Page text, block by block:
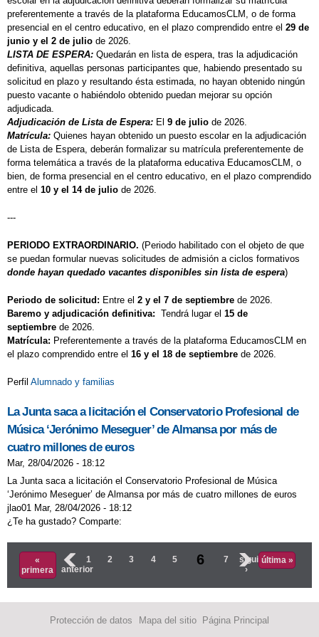
preferentemente a través de la plataforma EducamosCLM, o de forma
presencial en el centro educativo, en el plazo comprendido entre el 29 de
junio y el 2 de julio de 2026.
LISTA DE ESPERA: Quedarán en lista de espera, tras la adjudicación
definitiva, aquellas personas participantes que, habiendo presentado su
solicitud en plazo y resultando ésta estimada, no hayan obtenido ningún
puesto vacante o habiéndolo obtenido puedan mejorar su opción
adjudicada.
Adjudicación de Lista de Espera: El 9 de julio de 2026.
Matrícula: Quienes hayan obtenido un puesto escolar en la adjudicación
de Lista de Espera, deberán formalizar su matrícula preferentemente de
forma telemática a través de la plataforma educativa EducamosCLM, o
bien, de forma presencial en el centro educativo, en el plazo comprendido
entre el 10 y el 14 de julio de 2026.
---
PERIODO EXTRAORDINARIO. (Periodo habilitado con el objeto de que
se puedan formular nuevas solicitudes de admisión a ciclos formativos
donde hayan quedado vacantes disponibles sin lista de espera)
Periodo de solicitud: Entre el 2 y el 7 de septiembre de 2026.
Baremo y adjudicación definitiva: Tendrá lugar el 15 de
septiembre de 2026.
Matrícula: Preferentemente a través de la plataforma EducamosCLM en
el plazo comprendido entre el 16 y el 18 de septiembre de 2026.
Perfil Alumnado y familias
La Junta saca a licitación el Conservatorio Profesional de
Música ‘Jerónimo Meseguer’ de Almansa por más de
cuatro millones de euros
Mar, 28/04/2026 - 18:12
La Junta saca a licitación el Conservatorio Profesional de Música
‘Jerónimo Meseguer’ de Almansa por más de cuatro millones de euros
jlao01 Mar, 28/04/2026 - 18:12
¿Te ha gustado? Comparte:
Páginas
«
primera
‹
anterior
1 2 3 4 5 6 7
siguiente
›
última »
Protección de datos Mapa del sitio Página Principal